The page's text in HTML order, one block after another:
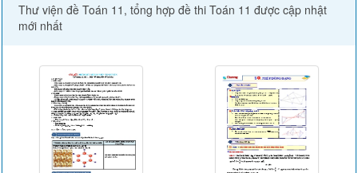
Thư viện đề Toán 11, tổng hợp đề thi Toán 11 được cập nhật
mới nhất